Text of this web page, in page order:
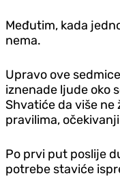
Međutim, kada
nema.
Upravo ove
iznenade ljude oko
Shvatiće da više ne
pravilima,
Po prvi put poslije
potrebe staviće